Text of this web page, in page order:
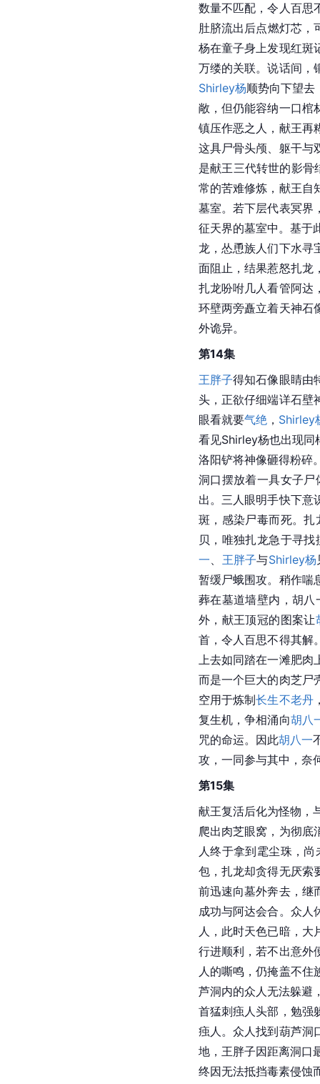
数量不匹配，令人百思
肚脐流出后点燃灯芯，
杨在童子身上发现红斑
万缕的关联。说话间，
Shirley杨顺势向下望去
敞，但仍能容纳一口棺
镇压作恶之人，献王再
这具尸骨头颅、躯干与
是献王三代转世的影骨
常的苦难修炼，献王自
墓室。若下层代表冥界
征天界的墓室中。基于
龙，怂恿族人们下水寻
面阻止，结果惹怒扎龙
扎龙吩咐几人看管阿达
环壁两旁矗立着天神石
外诡异。
第14集
王胖子得知石像眼睛由
头，正欲仔细端详石壁
眼看就要气绝 ， Shirley
看见Shirley杨也出现同
洛阳铲将神像砸得粉碎
洞口摆放着一具女子
出。三人眼明手快下意
斑，感染尸毒而死。
贝，唯独扎龙急于寻
一、 王胖子与Shirley杨
暂缓尸蛾围攻。稍作喘
葬在墓道墙壁内，胡
外，献王顶冠的图案让
首，令人百思不得其解
上去如同踏在一滩肥肉
而是一个巨大的肉芝尸
空用于炼制长生不老丹
复生机，争相涌向胡八
咒的命运。因此胡八一
攻，一同参与其中，奈
第15集
献王复活后化为怪物，
爬出肉芝眼窝，为彻底
人终于拿到雮尘珠，
包，扎龙却贪得无厌索
前迅速向墓外奔去，继
成功与阿达会合。众人
人，此时天色已暗，大
行进顺利，若不出意外
人的嘶鸣，仍掩盖不住
芦洞内的众人无法躲避
首猛刺痋人头部，勉强
痋人。众人找到葫芦洞
地，王胖子因距离洞口
终因无法抵挡毒素侵蚀